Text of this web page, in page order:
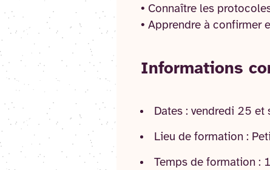
• Connaître les
• Apprendre à confirmer
Informations
Dates : vendredi 25
Lieu de formation :
Temps de formation :